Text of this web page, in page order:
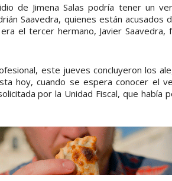
de Jimena Salas podría tener un
Saavedra, quienes están acusados
el tercer hermano, Javier
este jueves concluyeron los
hoy, cuando se espera conocer el
por la Unidad Fiscal, que